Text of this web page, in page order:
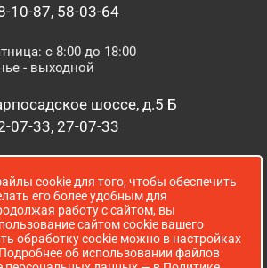
10-87, 58-03-64
с 8:00 до 18:00
- выходной
шоссе, д.5 Б
07-33, 27-07-33
с 8:00 до 16:00
Луначарского, д. 52 А
31
cookie для того, чтобы обеспечить
его более удобным для
работу с сайтом, вы
сайтом cookie вашего
обработку cookie можно в настройках
об использовании файлов